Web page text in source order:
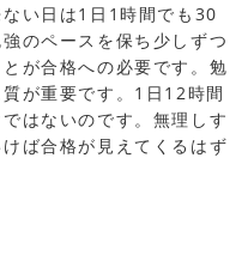
い日は1日1時間でも30
のペースを保ち少しずつ
が合格への必要です。勉
が重要です。1日12時間
はないのです。無理しす
ば合格が見えてくるはず